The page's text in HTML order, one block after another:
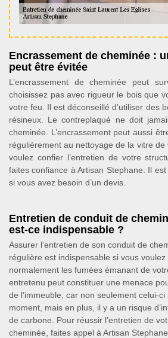
Encrassement de cheminée :
peut être évitée
L’encrassement de cheminée peut
choisissez pas avec rigueur le bois que
votre feu. Il est déconseillé d’utiliser des
résineux. Le contreplaqué ne doit
cheminée. L’encrassement peut aussi
régulièrement au nettoyage de la vitre
voulez confier l’entretien de votre
faites confiance à Artisan Stephane. Il
si vous avez besoin d’un devis.
Entretien de conduit de
est-ce indispensable ?
Assurer l’entretien de son conduit de
régulière est indispensable si vous
normalement les fumées émanant de
entretenu peut constituer une menace
de l’immeuble, car non seulement celui-
moment, mais en plus, il y a un risque
de carbone. Pour réussir l’entretien de
cheminée, faites appel à Artisan